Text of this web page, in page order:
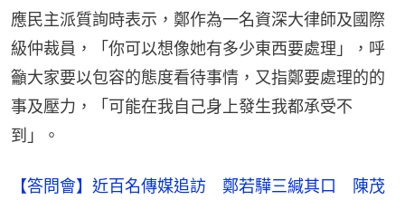
應民主派質詢時表示，鄭作為一名資深大律師及國際
級仲裁員，「你可以想像她有多少東西要處理」，呼
籲大家要以包容的態度看待事情，又指鄭要處理的的
事及壓力，「可能在我自己身上發生我都承受不
到」。
【答問會】近百名傳媒追訪 鄭若驊三緘其口 陳茂